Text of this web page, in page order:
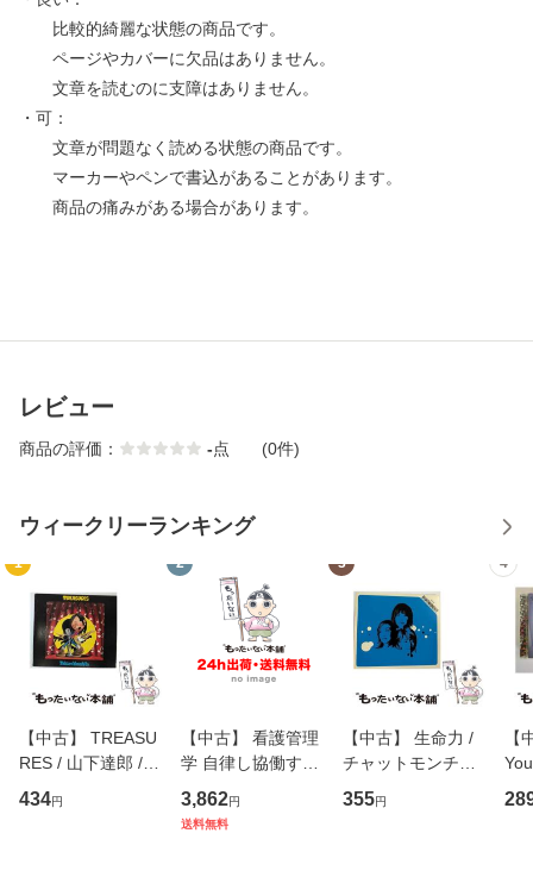
比較的綺麗な状態の商品です。
ページやカバーに欠品はありません。
文章を読むのに支障はありません。
・可：
文章が問題なく読める状態の商品です。
マーカーやペンで書込があることがあります。
商品の痛みがある場合があります。
レビュー
商品の評価： -点 (0件)
ウィークリーランキング
1
【中古】 TREASU
RES / 山下達郎 /
イーストウエス
ト・ジャパン [CD]
434円
2
【中古】 看護管理
学 自律し協働する
専門職の看護マネ
ジメントスキル 改
3,862円
送料無料
3
【中古】 生命力 /
チャットモンチー /
キューンレコード
[CD]【メール便送
355円
4
【
のが